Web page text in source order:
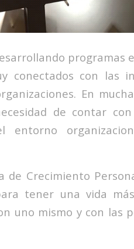
programas
conectados con las
En
de contar
entorno
de Crecimiento
tener una vida
uno mismo y con las